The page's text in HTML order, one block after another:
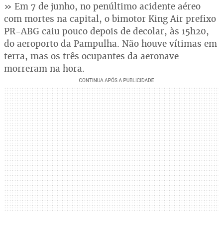
» Em 7 de junho, no penúltimo acidente aéreo
com mortes na capital, o bimotor King Air prefixo
PR-ABG caiu pouco depois de decolar, às 15h20,
do aeroporto da Pampulha. Não houve vítimas em
terra, mas os três ocupantes da aeronave
morreram na hora.